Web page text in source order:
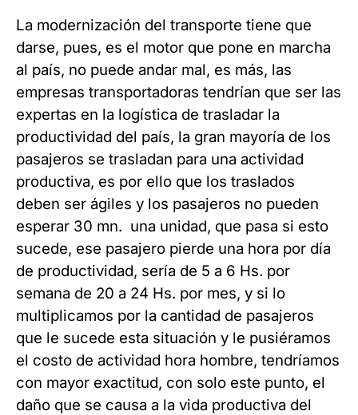
La modernización del transporte tiene que
darse, pues, es el motor que pone en marcha
al país, no puede andar mal, es más, las
empresas transportadoras tendrían que ser las
expertas en la logística de trasladar la
productividad del país, la gran mayoría de los
pasajeros se trasladan para una actividad
productiva, es por ello que los traslados
deben ser ágiles y los pasajeros no pueden
esperar 30 mn. una unidad, que pasa si esto
sucede, ese pasajero pierde una hora por día
de productividad, sería de 5 a 6 Hs. por
semana de 20 a 24 Hs. por mes, y si lo
multiplicamos por la cantidad de pasajeros
que le sucede esta situación y le pusiéramos
el costo de actividad hora hombre, tendríamos
con mayor exactitud, con solo este punto, el
daño que se causa a la vida productiva del